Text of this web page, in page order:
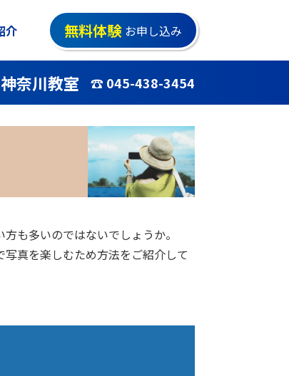
介 無料体験 お申し込み
奈川教室 ☎ 045-438-3454
も多いのではないでしょうか。
真を楽しむため方法をご紹介して